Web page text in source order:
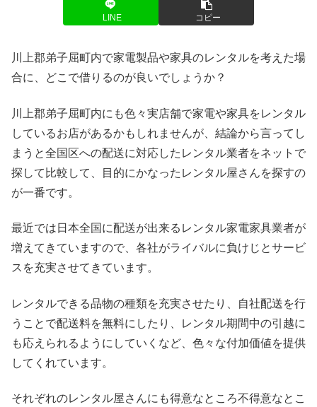
LINE コピー
川上郡弟子屈町内で家電製品や家具のレンタルを考えた場
合に、どこで借りるのが良いでしょうか？
川上郡弟子屈町内にも色々実店舗で家電や家具をレンタル
しているお店があるかもしれませんが、結論から言ってし
まうと全国区への配送に対応したレンタル業者をネットで
探して比較して、目的にかなったレンタル屋さんを探すの
が一番です。
最近では日本全国に配送が出来るレンタル家電家具業者が
増えてきていますので、各社がライバルに負けじとサービ
スを充実させてきています。
レンタルできる品物の種類を充実させたり、自社配送を行
うことで配送料を無料にしたり、レンタル期間中の引越に
も応えられるようにしていくなど、色々な付加価値を提供
してくれています。
それぞれのレンタル屋さんにも得意なところ不得意なとこ